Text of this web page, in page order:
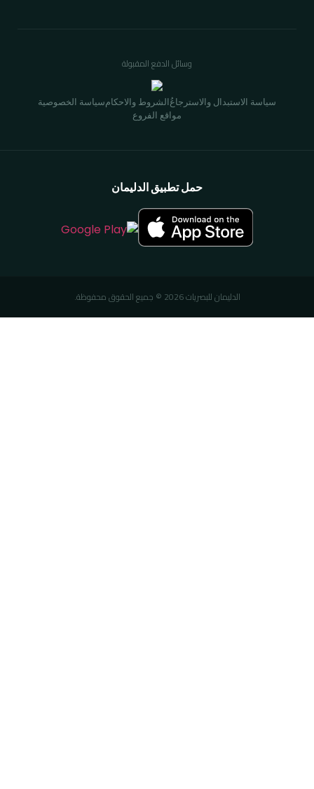
وسائل الدفع المقبولة
سياسة الاستبدال والاسترجاعُالشروط والاحكامسياسة الخصوصية
مواقع الفروع
حمل تطبيق الدليمان
الدليمان للبصريات 2026 © جميع الحقوق محفوظة.